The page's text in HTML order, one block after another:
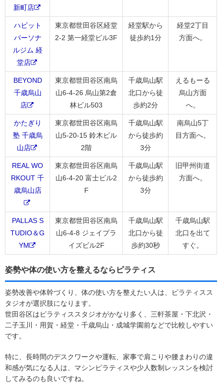
新町店
ハビット
パーソナ
ルジム 経
堂店
東京都世田谷区経堂
2-2 第一経堂ビル3F
経堂駅から
徒歩約1分
経堂2丁目
方面へ。
BEYOND
千歳烏山
店
東京都世田谷区南烏
山6-4-26 烏山第2倉
林ビル503
千歳烏山駅
北口から徒
歩約2分
えるもーる
烏山方面
へ。
かたぎり
塾 千歳烏
山店
東京都世田谷区南烏
山5-20-15 鈴木ビル
2階
千歳烏山駅
から徒歩約
3分
南烏山5丁
目方面へ。
REAL WO
RKOUT 千
歳烏山店
東京都世田谷区南烏
山6-4-20 富士ビル2
F
千歳烏山駅
から徒歩約
3分
旧甲州街道
方面へ。
PALLAS S
TUDIO＆G
YM
東京都世田谷区南烏
山6-4-8 ジェイプラ
イズビル2F
千歳烏山駅
北口から徒
歩約30秒
千歳烏山駅
北口を出て
すぐ。
姿勢や体の使い方を整えるならピラティス
姿勢改善や体幹づくり、体の使い方を整えたい人は、ピラティスス
タジオが選択肢になります。
世田谷区はピラティススタジオがかなり多く、三軒茶屋・下北沢・
二子玉川・用賀・経堂・千歳烏山・成城学園前などで比較しやすい
です。
特に、長時間のデスクワークや運転、家事で肩こりや腰まわりの違
和感が気になる人は、マシンピラティスや少人数制レッスンを検討
してみるのも良いですね。